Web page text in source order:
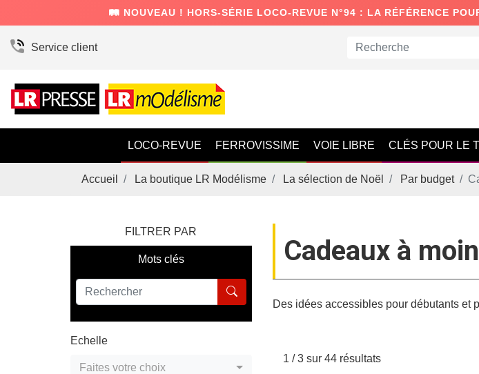
🛤️ NOUVEAU ! HORS-SÉRIE LOCO-REVUE N°94 : LA RÉFÉRENCE
Service client
LOCO-REVUE FERROVISSIME VOIE LIBRE CLÉS POUR LE
Accueil La boutique LR Modélisme La sélection de Noël Par budget
FILTRER PAR
Mots clés
Echelle
Faites votre choix
Cadeaux à
Des idées accessibles pour débutants et
1 / 3 sur 44 résultats